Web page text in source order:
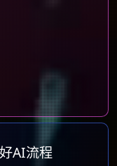
AI流程